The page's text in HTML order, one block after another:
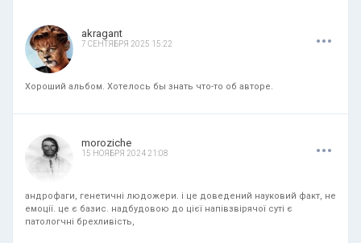
akragant
7 СЕНТЯБРЯ 2025 15:22 ...
Хороший альбом. Хотелось бы знать что-то об авторе.
moroziche
15 НОЯБРЯ 2024 21:08 ...
андрофаги, генетичні людожери. і це доведений науковий факт, не
емоції. це є базис. надбудовою до цієї напівзвірячої суті є
патологчні брехливість,